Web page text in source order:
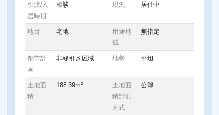
引渡/入
居時期
相談 現況 居住中
地目 宅地
用途地
域
無指定
都市計
画
非線引き区域 地勢 平坦
土地面
積
188.39m²
土地面
積計測
方式
公簿